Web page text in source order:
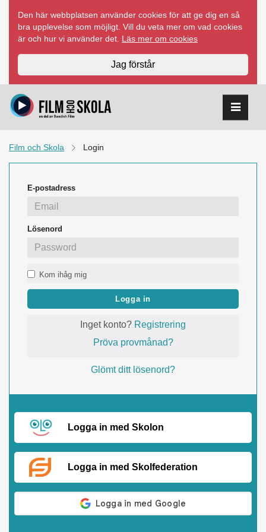
innehåll
Den här webbplatsen använder cookies för att ge dig en så
bra upplevelse som möjligt. Vill du veta mer om vad cookies
är och hur vi använder det. Läs mer om cookies
Jag förstår
Film och Skola Login
E-postadress
Lösenord
Kom ihåg mig
Logga in
Inget konto? Registrering
Pröva provmånad?
Glömt ditt lösenord?
Logga in med Skolon
Logga in med Skolfederation